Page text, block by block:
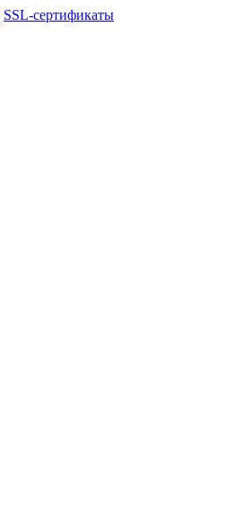
SSL-сертификаты